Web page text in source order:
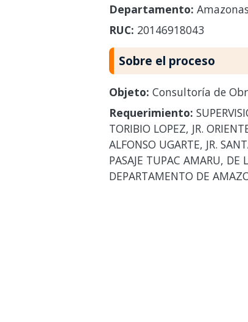
Departamento: Amazonas
RUC: 20146918043
Sobre el proceso
Objeto: Consultoría de
Requerimiento:
TORIBIO LOPEZ, JR.
ALFONSO UGARTE, JR.
PASAJE TUPAC AMARU,
DEPARTAMENTO DE